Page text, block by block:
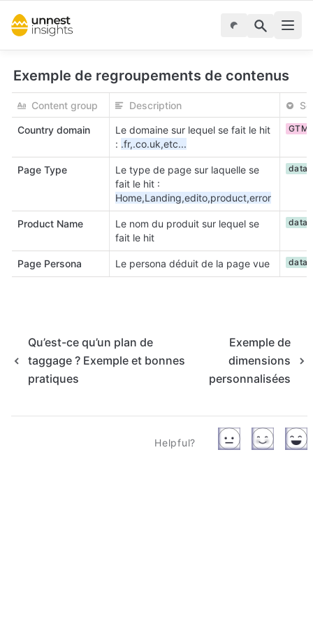
Exemple de regroupements de contenus
Content group Description
Country domain
Le domaine sur lequel se fait le hit
: .fr,.co.uk,etc...
GTM
Page Type
Le type de page sur laquelle se
fait le hit :
Home,Landing,edito,product,error
Product Name
Le nom du produit sur lequel se
fait le hit
Page Persona Le persona déduit de la page vue
Qu’est-ce qu’un plan de
taggage ? Exemple et bonnes
pratiques
Exemple de
dimensions
personnalisées
Helpful?